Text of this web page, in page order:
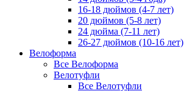
16-18 дюймов (4-7 лет)
20 дюймов (5-8 лет)
24 дюйма (7-11 лет)
26-27 дюймов (10-16 лет)
Велоформа
Все Велоформа
Велотуфли
Все Велотуфли